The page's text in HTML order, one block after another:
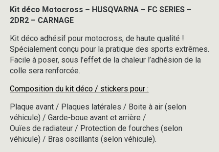
FC
SERIES
2DR2
-
CARNAGE
Kit déco Motocross – HUSQVARNA – FC SERIES –
2DR2 – CARNAGE
Kit déco adhésif pour motocross, de haute qualité !
Spécialement conçu pour la pratique des sports extrêmes.
Facile à poser, sous l’effet de la chaleur l’adhésion de la
colle sera renforcée.
Composition du kit déco / stickers pour :
Plaque avant / Plaques latérales / Boite à air (selon
véhicule) / Garde-boue avant et arrière /
Ouïes de radiateur / Protection de fourches (selon
véhicule) / Bras oscillants (selon véhicule).